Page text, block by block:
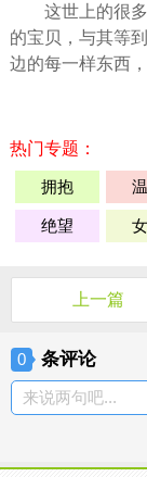
这世上的很
的宝贝，与其等
边的每一样东西
热门专题：
拥抱
绝望
上一篇
0 条评论
来说两句吧...